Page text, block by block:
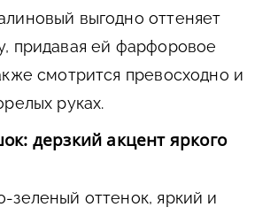
выгодно оттеняет
придавая ей фарфоровое
смотрится превосходно и
руках.
дерзкий акцент яркого
зеленый оттенок, яркий и